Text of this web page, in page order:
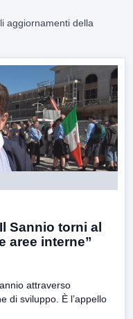
aggiornamenti della
Sannio torni al
aree interne”
attraverso
di sviluppo. È l’appello